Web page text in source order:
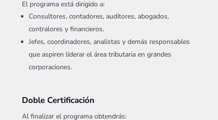
El programa está dirigido a:
Consultores, contadores, auditores, abogados,
contralores y financieros.
Jefes, coordinadores, analistas y demás responsables
que aspiren liderar el área tributaria en grandes
corporaciones.
Doble Certificación
Al finalizar el programa obtendrás: